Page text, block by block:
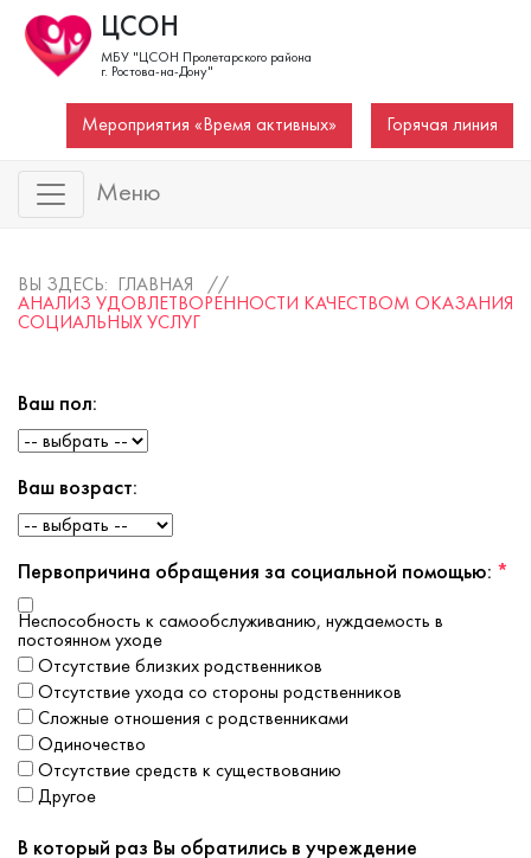
ЦСОН
МБУ "ЦСОН Пролетарского района
г. Ростова-на-Дону"
Мероприятия «Время активных» Горячая линия
Меню
ВЫ ЗДЕСЬ: ГЛАВНАЯ //
АНАЛИЗ УДОВЛЕТВОРЕННОСТИ КАЧЕСТВОМ ОКАЗАНИЯ
СОЦИАЛЬНЫХ УСЛУГ
Ваш пол:
Ваш возраст:
Первопричина обращения за социальной помощью: *
неспособность к самообслуживанию, нуждаемость в
постоянном уходе
отсутствие близких родственников
отсутствие ухода со стороны родственников
сложные отношения с родственниками
одиночество
отсутствие средств к существованию
другое
В который раз Вы обратились в учреждение